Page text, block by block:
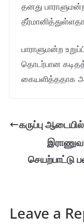
தனது
பாராளுமன்ற
தொடர்பான
கையளித்ததாக
கருப்பு
செயற்பாட்டு
Leave a